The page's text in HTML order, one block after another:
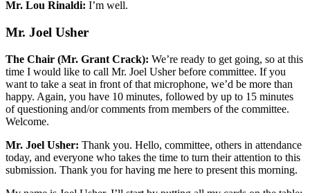
Mr. Lou Rinaldi: I’m well.
Mr. Joel Usher
The Chair (Mr. Grant Crack): We’re ready to get going, so at this
time I would like to call Mr. Joel Usher before committee. If you
want to take a seat in front of that microphone, we’d be more than
happy. Again, you have 10 minutes, followed by up to 15 minutes
of questioning and/or comments from members of the committee.
Welcome.
Mr. Joel Usher: Thank you. Hello, committee, others in attendance
today, and everyone who takes the time to turn their attention to this
submission. Thank you for having me here to present this morning.